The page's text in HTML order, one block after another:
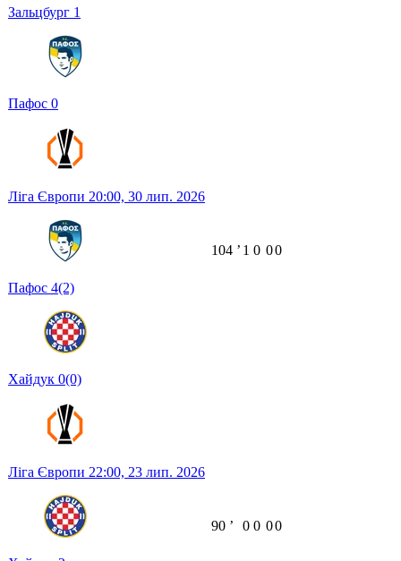
Зальцбург 1
Пафос 0
Ліга Європи 20:00, 30 лип. 2026
Пафос 4(2)
Хайдук 0(0)
104 ʼ 1 0 00
Ліга Європи 22:00, 23 лип. 2026
90 ʼ 0 0 00